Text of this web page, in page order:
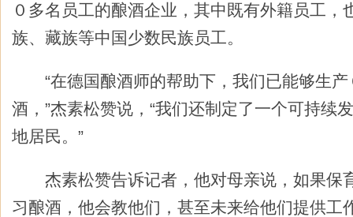
０多名员工的酿酒企业，其中既有外籍员工，
族、藏族等中国少数民族员工。
“在德国酿酒师的帮助下，我们已能够生产
酒，”杰素松赞说，“我们还制定了一个可持续
地居民。”
杰素松赞告诉记者，他对母亲说，如果保
习酿酒，他会教他们，甚至未来给他们提供工